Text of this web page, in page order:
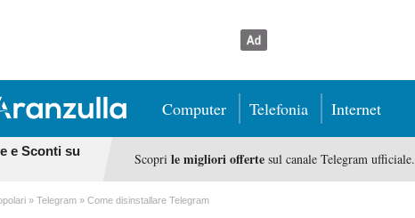
Computer Telefonia Internet
e Sconti su
Scopri le migliori offertesul canale Telegram ufficiale.
Telegram Come disinstallare Telegram